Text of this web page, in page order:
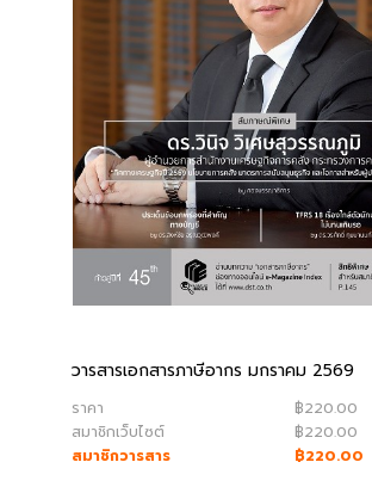
วารสารเอกสารภาษีอากร มกราคม 2569
ราคา
฿220.00
สมาชิกเว็บไซต์
฿220.00
สมาชิกวารสาร
฿220.00